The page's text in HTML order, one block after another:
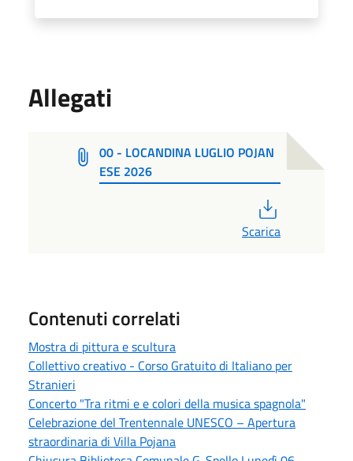
Allegati
00 - LOCANDINA LUGLIO POJAN
ESE 2026
Scarica
Contenuti correlati
Mostra di pittura e scultura
Collettivo creativo - Corso Gratuito di Italiano per
Stranieri
Concerto "Tra ritmi e e colori della musica spagnola"
Celebrazione del Trentennale UNESCO – Apertura
straordinaria di Villa Pojana